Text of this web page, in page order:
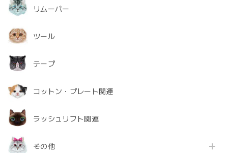
リムーバー
ツール
テープ
コットン・プレート関連
ラッシュリフト関連
その他